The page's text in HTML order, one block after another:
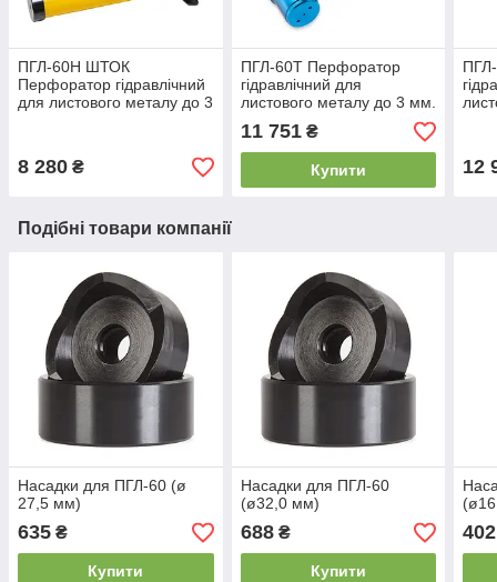
ПГЛ-60Н ШТОК
Перфоратор гідравлічний
для листового металу до 3
8 280 ₴
ПГЛ-60Т Перфоратор
гідравлічний для
листового металу до 3 мм.
11 751₴
Купити 12
Подібні товари компанії
Насадки для ПГЛ-60 (ø
27,5 мм)
635 ₴
Купити
Насадки для ПГЛ-60
(ø32,0 мм)
688₴
Купити
402